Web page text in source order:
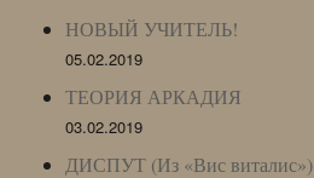
НОВЫЙ УЧИТЕЛЬ!
05.02.2019
ТЕОРИЯ АРКАДИЯ
03.02.2019
ДИСПУТ (Из «Вис виталис»)